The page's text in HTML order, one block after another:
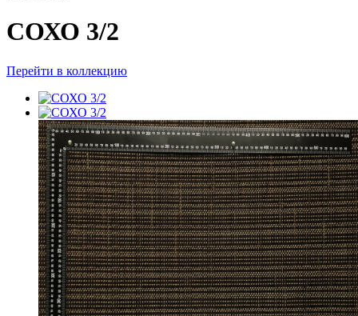
СОХО 3/2
Перейти в коллекцию